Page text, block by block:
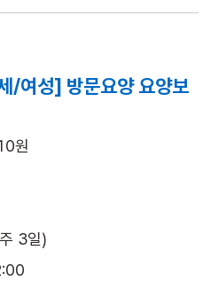
/여성] 방문요양 요양보
원
3일)